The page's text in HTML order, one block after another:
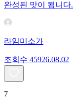
완성된 맛이 됩니다.
라임미소가
조회수 45926.08.02
7